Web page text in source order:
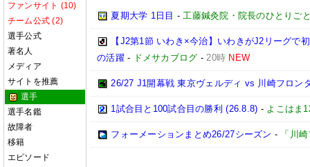
ファンサイト (10)
チーム公式 (2)
選手公式
著名人
メディア
サイトを推薦
選手
選手名鑑
故障者
移籍
エピソード
夏期大学 1日目 -工藤鍼灸院・院長のひとりご
【J2第1節 いわき×今治】いわきがJ2リーグで
の活躍- ドメサカブログ -20時 NEW
26/27 J1開幕戦 東京ヴェルディ vs 川崎フロン
1試合目と100試合目の勝利 (26.8.8) - よこはま
フォーメーションまとめ26/27シーズン - 「川